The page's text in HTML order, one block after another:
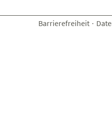
Barrierefreiheit ·